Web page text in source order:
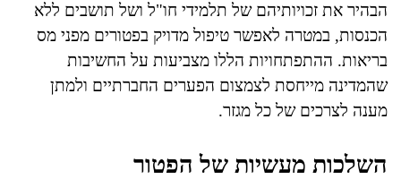
הבהיר את זכויותיהם של תלמידי חו"ל ושל תושבים ללא
הכנסות, במטרה לאפשר טיפול מדויק בפטורים מפני מס
בריאות. ההתפתחויות הללו מצביעות על החשיבות
שהמדינה מייחסת לצמצום הפערים החברתיים ולמתן
מענה לצרכים של כל מגזר.
השלכות מעשיות של הפטור